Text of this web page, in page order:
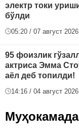
электр токи
бўлди
05:20 / 07 август 2026
95 фоизлик
актриса Эмма
аёл деб топилди!
14:16 / 04 август 2026
Муҳокамада